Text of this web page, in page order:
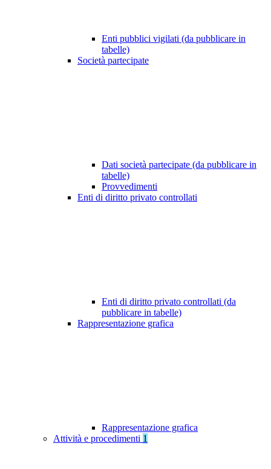
Enti pubblici vigilati (da pubblicare in
tabelle)
Società partecipate
Dati società partecipate (da pubblicare in
tabelle)
Provvedimenti
Enti di diritto privato controllati
Enti di diritto privato controllati (da
pubblicare in tabelle)
Rappresentazione grafica
Rappresentazione grafica
Attività e procedimenti 1